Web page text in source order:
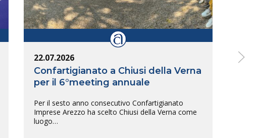
22.07.2026
Confartigianato a Chiusi della Verna
per il 6°meeting annuale
Per il sesto anno consecutivo Confartigianato
Imprese Arezzo ha scelto Chiusi della Verna come
luogo…